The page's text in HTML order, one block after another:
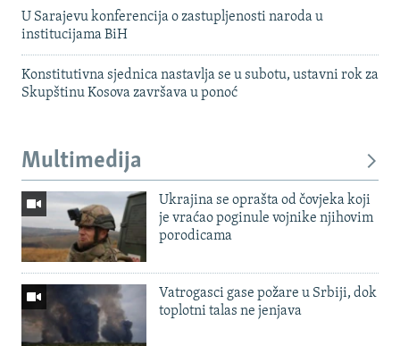
U Sarajevu konferencija o zastupljenosti naroda u
institucijama BiH
Konstitutivna sjednica nastavlja se u subotu, ustavni rok za
Skupštinu Kosova završava u ponoć
Multimedija
Ukrajina se oprašta od čovjeka koji
je vraćao poginule vojnike njihovim
porodicama
Vatrogasci gase požare u Srbiji, dok
toplotni talas ne jenjava